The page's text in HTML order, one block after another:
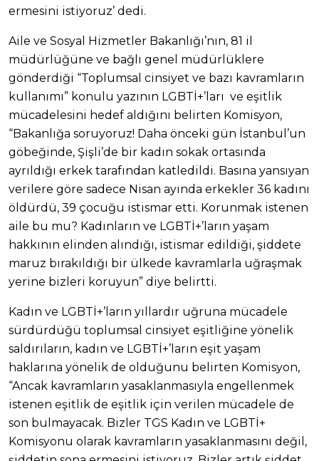
ermesini istiyoruz’ dedi.
Aile ve Sosyal Hizmetler Bakanlığı’nın, 81 il
müdürlüğüne ve bağlı genel müdürlüklere
gönderdiği “Toplumsal cinsiyet ve bazı kavramların
kullanımı” konulu yazının LGBTİ+’ları ve eşitlik
mücadelesini hedef aldığını belirten Komisyon,
“Bakanlığa soruyoruz! Daha önceki gün İstanbul’un
göbeğinde, Şişli’de bir kadın sokak ortasında
ayrıldığı erkek tarafından katledildi. Basına yansıyan
verilere göre sadece Nisan ayında erkekler 36 kadını
öldürdü, 39 çocuğu istismar etti. Korunmak istenen
aile bu mu? Kadınların ve LGBTİ+’ların yaşam
hakkının elinden alındığı, istismar edildiği, şiddete
maruz bırakıldığı bir ülkede kavramlarla uğraşmak
yerine bizleri koruyun” diye belirtti.
Kadın ve LGBTİ+’ların yıllardır uğruna mücadele
sürdürdüğü toplumsal cinsiyet eşitliğine yönelik
saldırıların, kadın ve LGBTİ+’ların eşit yaşam
haklarına yönelik de olduğunu belirten Komisyon,
“Ancak kavramların yasaklanmasıyla engellenmek
istenen eşitlik de eşitlik için verilen mücadele de
son bulmayacak. Bizler TGS Kadın ve LGBTİ+
Komisyonu olarak kavramların yasaklanmasını değil,